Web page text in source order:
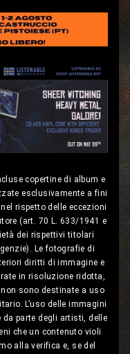
copertine di album e
esclusivamente a fini
rispetto delle eccezioni
(art. 70 L. 633/1941 e
dei rispettivi titolari
Le fotografie di
diritti di immagine e
in risoluzione ridotta,
sono destinate a uso
L’uso delle immagini
parte degli artisti, delle
che un contenuto violi
alla verifica e, se del